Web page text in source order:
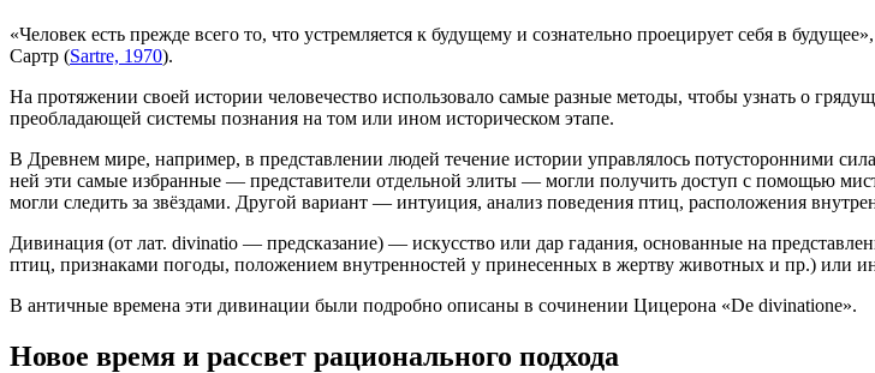
«Человек есть прежде всего то, что устремляется к будущему и сознательно проецирует себя в
Сартр (Sartre, 1970).
На протяжении своей истории человечество использовало самые разные методы, чтобы узнать о
преобладающей системы познания на том или ином историческом этапе.
В Древнем мире, например, в представлении людей течение истории управлялось потусторонними
ней эти самые избранные — представители отдельной элиты — могли получить доступ с помощью
могли следить за звёздами. Другой вариант — интуиция, анализ поведения птиц, расположения
Дивинация (от лат. divinatio — предсказание) — искусство или дар гадания, осно­ва­нные на
птиц, при­зна­ка­ми пого­ды, поло­же­ни­ем внут­рен­но­стей у при­не­сен­ных в жерт­ву живот­ных и пр.) или
В античные времена эти дивинации были подробно описаны в сочинении Цице­ро­на «De di­vi­na­tio­ne».
Новое время и рассвет рационального подхода